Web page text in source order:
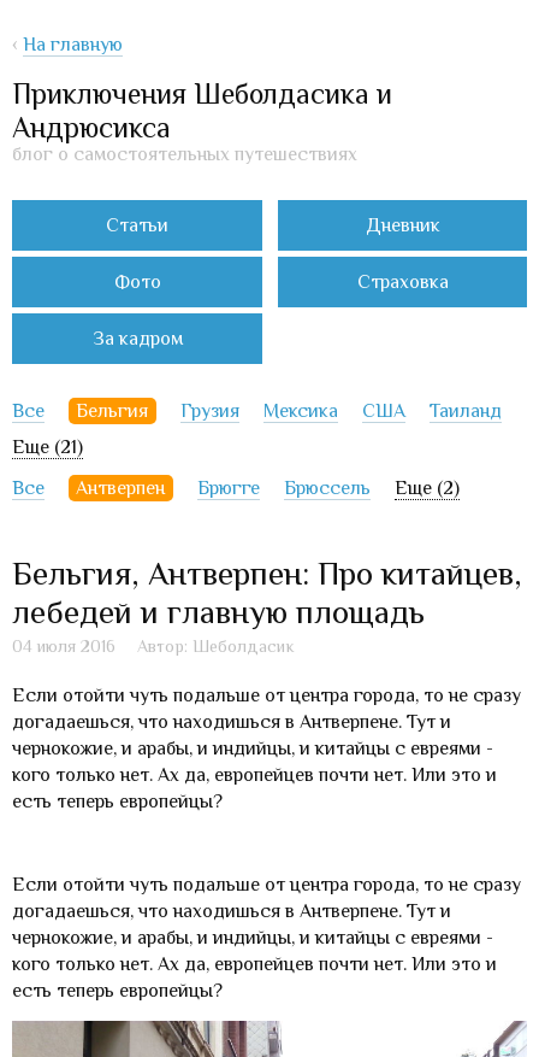
‹ На главную
Приключения Шеболдасика и
Андрюсикса
блог о самостоятельных путешествиях
Статьи Дневник
Фото Страховка
За кадром
Все Бельгия Грузия Мексика США
Таиланд
Еще (21)
Все
Антверпен Брюгге Брюссель Еще (2)
Бельгия, Антверпен: Про китайцев,
лебедей и главную площадь
04 июля 2016 Автор: Шеболдасик
Если отойти чуть подальше от центра города, то не сразу
догадаешься, что находишься в Антверпене. Тут и
чернокожие, и арабы, и индийцы, и китайцы с евреями -
кого только нет. Ах да, европейцев почти нет. Или это и
есть теперь европейцы?
Если отойти чуть подальше от центра города, то не сразу
догадаешься, что находишься в Антверпене. Тут и
чернокожие, и арабы, и индийцы, и китайцы с евреями -
кого только нет. Ах да, европейцев почти нет. Или это и
есть теперь европейцы?